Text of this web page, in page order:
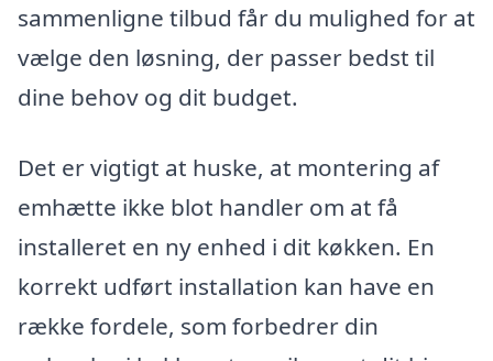
sammenligne tilbud får du mulighed for at
vælge den løsning, der passer bedst til
dine behov og dit budget.
Det er vigtigt at huske, at montering af
emhætte ikke blot handler om at få
installeret en ny enhed i dit køkken. En
korrekt udført installation kan have en
række fordele, som forbedrer din